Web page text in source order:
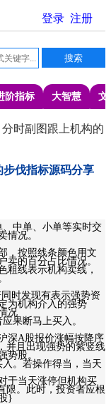
阶指标 大智慧 文
时副图跟上机构的
伐指标源码分享
中单、小单等实时交
情况。
，按照线条颜色用文
卖的百分占比情况。
粗线表示机构卖线，
时发现有表示强势资
为机构介入的强势
况
果断马上买入。
深A股报价涨幅按降序
并且出现强势的紫竖线
势股。
。若操作得当，当天
于当天涨停但机构买
限。此时，投资者应根
}